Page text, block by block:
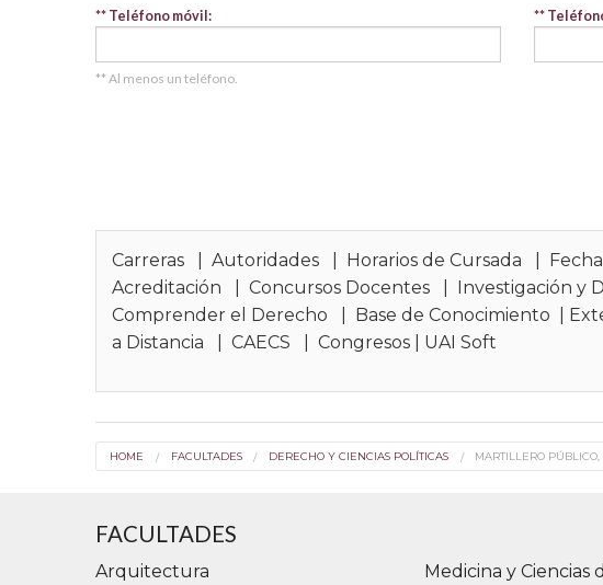
Carreras |Autoridades Horarios de Cursada
Acreditación |Concursos Docentes Investigación y
Comprender el Derecho
Base de Conocimiento
a Distancia |CAECS |Congresos UAI Soft
HOME FACULTADES DERECHO Y CIENCIAS POLÍTICAS MARTILLERO
FACULTADES
Arquitectura
Medicina y Ciencias